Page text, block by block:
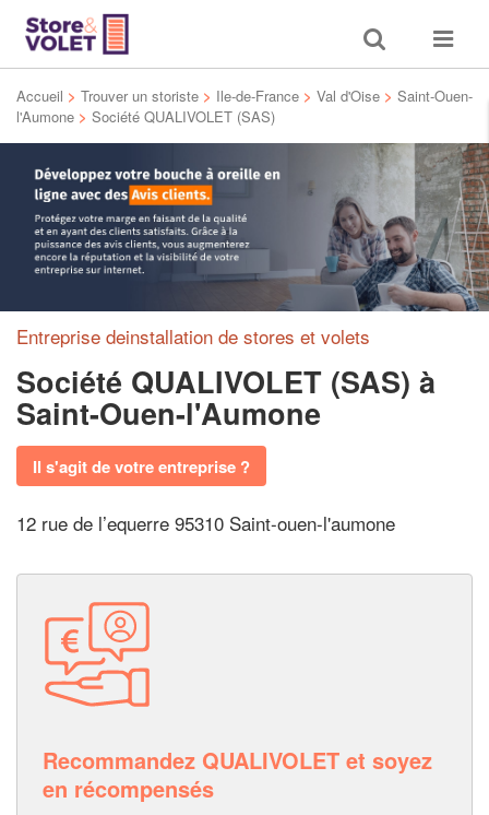
Toggle
search
Toggle
Accueil > Trouver un storiste > Ile-de-France > Val d'Oise > Saint-Ouen-
l'Aumone > Société QUALIVOLET (SAS)
Entreprise deinstallation de stores et volets
Société QUALIVOLET (SAS) à
Saint-Ouen-l'Aumone
Il s'agit de votre entreprise ?
12 rue de l’equerre 95310 Saint-ouen-l'aumone
Recommandez QUALIVOLET et soyez
en récompensés